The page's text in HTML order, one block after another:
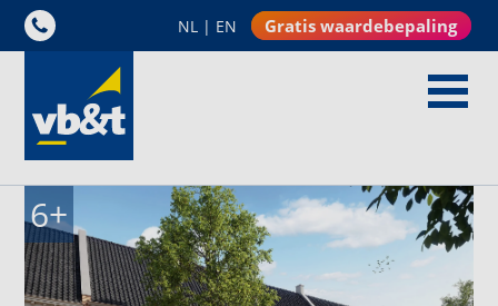
NL | EN Gratis waardebepaling
6+